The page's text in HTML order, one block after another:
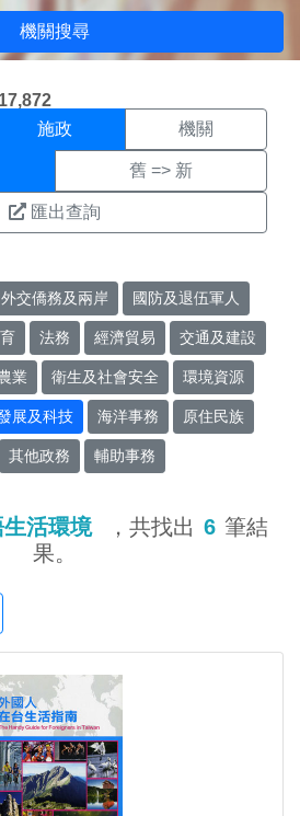
機關搜尋
果頁面
施政 機關
舊 => 新
匯出查詢
外交僑務及兩岸 國防及退伍軍人
法務 經濟貿易 交通及建設
業 衛生及社會安全 環境資源
展及科技 海洋事務 原住民族
其他政務 輔助事務
活環境 ，共找出 6 筆結
果。